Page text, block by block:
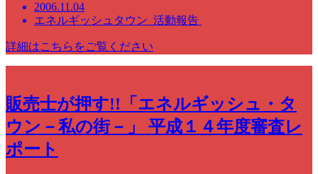
2006.11.04
エネルギッシュタウン 活動報告
詳細はこちらをご覧ください
販売士が押す!!「エネルギッシュ・タ
ウン－私の街－」 平成１４年度審査レ
ポート